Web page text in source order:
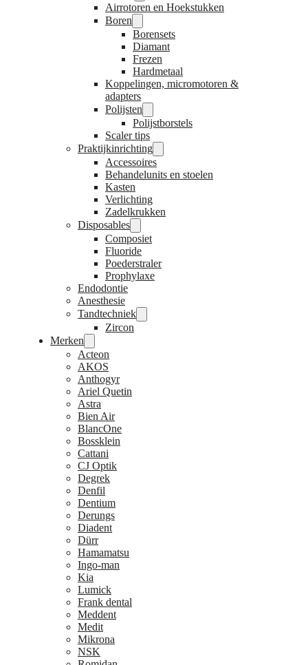
Airrotoren en Hoekstukken
Boren
Borensets
Diamant
Frezen
Hardmetaal
Koppelingen, micromotoren &
adapters
Polijsten
Polijstborstels
Scaler tips
Praktijkinrichting
Accessoires
Behandelunits en stoelen
Kasten
Verlichting
Zadelkrukken
Disposables
Composiet
Fluoride
Poederstraler
Prophylaxe
Endodontie
Anesthesie
Tandtechniek
Zircon
Merken
Acteon
AKOS
Anthogyr
Ariel Quetin
Astra
Bien Air
BlancOne
Bossklein
Cattani
CJ Optik
Degrek
Denfil
Dentium
Derungs
Diadent
Dürr
Hamamatsu
Ingo-man
Kia
Lumick
Frank dental
Meddent
Medit
Mikrona
NSK